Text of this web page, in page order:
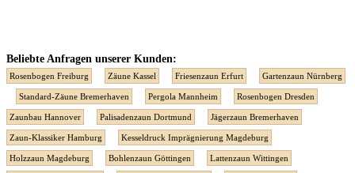
Beliebte Anfragen unserer Kunden:
Rosenbogen Freiburg Zäune Kassel Friesenzaun Erfurt Gartenzaun Nürnberg
Standard-Zäune Bremerhaven Pergola Mannheim Rosenbogen Dresden
Zaunbau Hannover Palisadenzaun Dortmund Jägerzaun Bremerhaven
Zaun-Klassiker Hamburg Kesseldruck Imprägnierung Magdeburg
Holzzaun Magdeburg Bohlenzaun Göttingen Lattenzaun Wittingen